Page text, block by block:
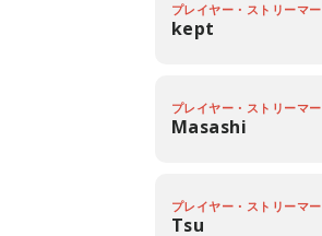
プレイヤー・ストリーマー
kept
プレイヤー・ストリーマー
Masashi
プレイヤー・ストリーマー
Tsu